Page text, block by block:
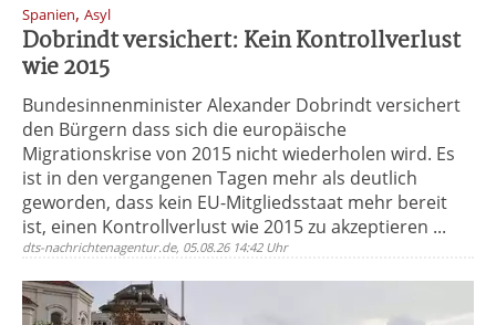
Spanien, Asyl
Dobrindt versichert: Kein Kontrollverlust
wie 2015
Bundesinnenminister Alexander Dobrindt versichert
den Bürgern dass sich die europäische
Migrationskrise von 2015 nicht wiederholen wird. Es
ist in den vergangenen Tagen mehr als deutlich
geworden, dass kein EU-Mitgliedsstaat mehr bereit
ist, einen Kontrollverlust wie 2015 zu akzeptieren ...
dts-nachrichtenagentur.de, 05.08.26 14:42 Uhr